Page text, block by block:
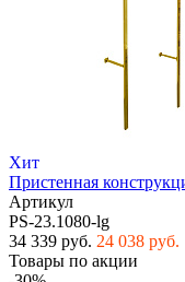
Хит
Пристенная
Артикул
PS-23.1080-lg
34 339 руб. 24 038 руб.
Товары по акции